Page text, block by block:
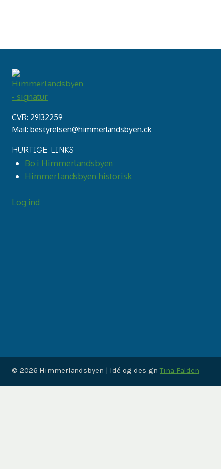
CVR: 29132259
Mail: bestyrelsen@himmerlandsbyen.dk
HURTIGE LINKS
Bo i Himmerlandsbyen
Himmerlandsbyen historisk
Log ind
© 2026 Himmerlandsbyen | Idé og designTina Falden